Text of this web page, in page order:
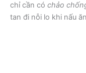
chỉ cần có chảo
tan đi nỗi lo khi nấu ăn